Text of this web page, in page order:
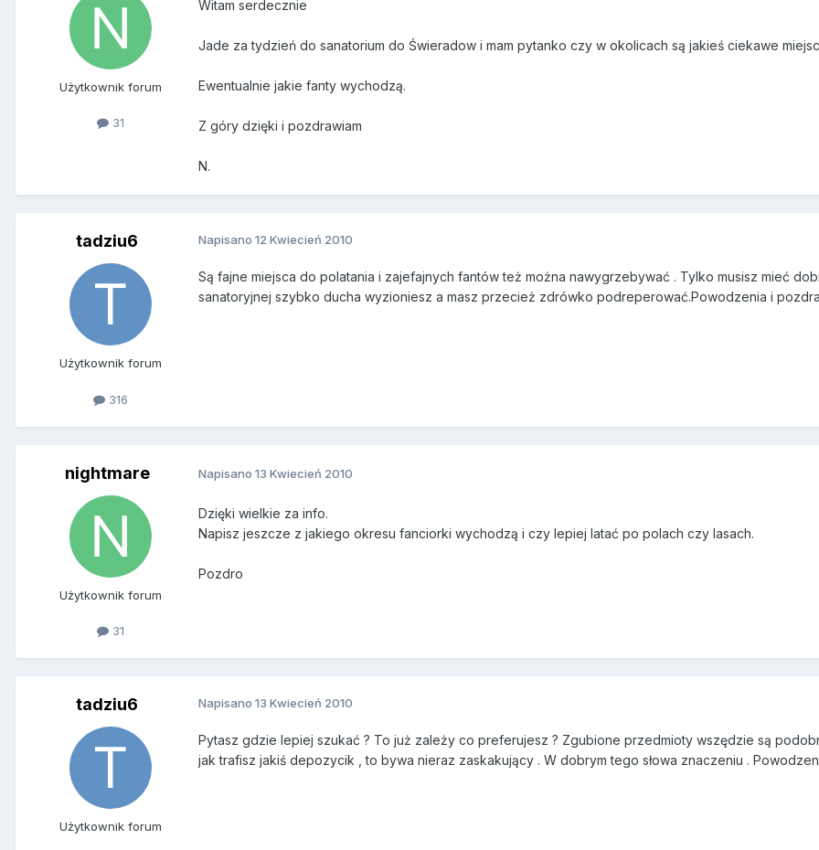
Użytkownik forum
31
Witam serdecznie
Jade za tydzień do sanatorium do Świeradow i mam pytanko czy w okolicach są jakieś ciekawe
Ewentualnie jakie fanty wychodzą.
Z góry dzięki i pozdrawiam
N.
tadziu6
Użytkownik forum
316
Napisano 12 Kwiecień 2010
Są fajne miejsca do polatania i zajefajnych fantów też można nawygrzebywać . Tylko musisz mieć
sanatoryjnej szybko ducha wyzioniesz a masz przecież zdrówko podreperować.Powodzenia i
nightmare
Użytkownik forum
31
Napisano 13 Kwiecień 2010
Dzięki wielkie za info.
Napisz jeszcze z jakiego okresu fanciorki wychodzą i czy lepiej latać po polach czy lasach.
Pozdro
tadziu6
Użytkownik forum
Napisano 13 Kwiecień 2010
Pytasz gdzie lepiej szukać ? To już zależy co preferujesz ? Zgubione przedmioty wszędzie są
jak trafisz jakiś depozycik , to bywa nieraz zaskakujący . W dobrym tego słowa znaczeniu .